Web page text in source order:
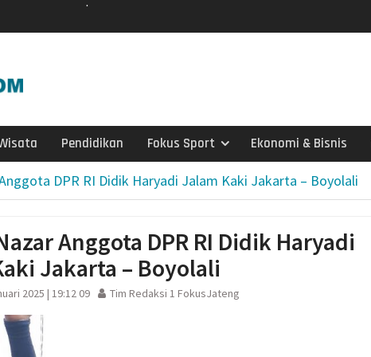
Aisyiyah
Literasi Anak
Bermain,
99 Program CSR
Setengah Karung
Golkar Sragen
Yatim
untuk Madrasah,
Pendidikan Fokus Sport Ekonomi & Bisnis
DPR RI Didik Haryadi Jalam Kaki Jakarta – Boyolali
Anggota DPR RI Didik Haryadi
Jakarta – Boyolali
2025 | 19:12 09 Tim Redaksi 1 FokusJateng